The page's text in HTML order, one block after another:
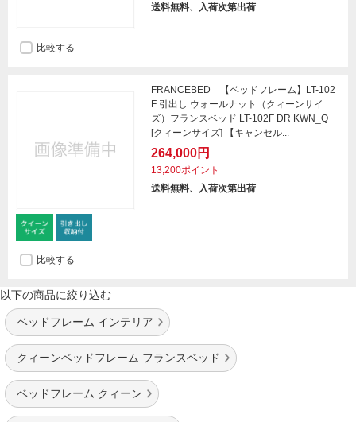
送料無料、入荷次第出荷
比較する
FRANCEBED 【ベッドフレーム】LT-102
F 引出し ウォールナット（クィーンサイ
ズ）フランスベッド LT-102F DR KWN_Q
[クィーンサイズ] 【キャンセル...
264,000円
13,200ポイント
送料無料、入荷次第出荷
比較する
以下の商品に絞り込む
ベッドフレーム インテリア
クィーンベッドフレーム フランスベッド
ベッドフレーム クィーン